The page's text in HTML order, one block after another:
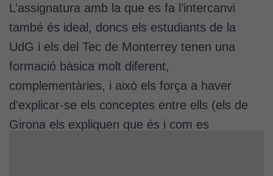
L’assignatura amb la que es fa l’intercanvi
també és ideal, doncs els estudiants de la
UdG i els del Tec de Monterrey tenen una
formació bàsica molt diferent,
complementàries, i això els força a haver
d’explicar-se els conceptes entre ells (els de
Girona els expliquen que és i com es
desapareixeran
del lloc web.
Cookies de
màrqueting
Per a oferir
continguts
publicitaris